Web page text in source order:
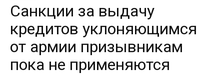
портал
Санкции за выдачу
кредитов уклоняющимся
от армии призывникам
пока не применяются